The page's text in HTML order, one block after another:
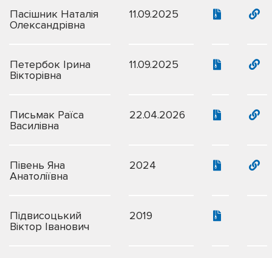
Пасішник Наталія
Олександрівна
11.09.2025
Петербок Ірина
Вікторівна
11.09.2025
Письмак Раїса
Василівна
22.04.2026
Півень Яна
Анатоліївна
2024
Підвисоцький
Віктор Іванович
2019